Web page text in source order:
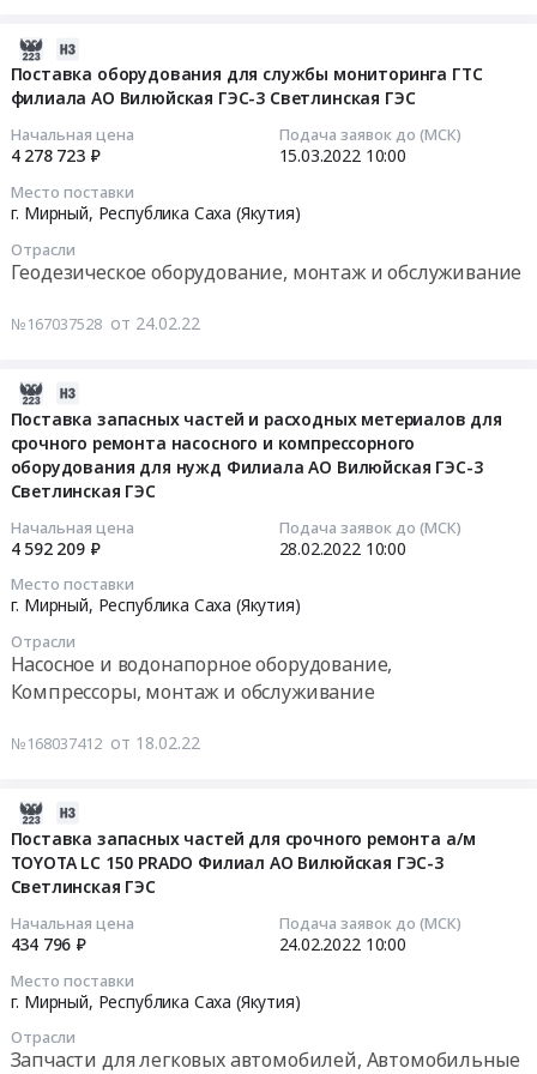
160
160
Поставка оборудования для службы мониторинга ГТС
филиала АО Вилюйская ГЭС-3 Светлинская ГЭС
Начальная цена
4 278 723 ₽
Подача заявок до (МСК)
15.03.2022 10:00
Место поставки
г. Мирный, Республика Саха (Якутия)
Отрасли
Геодезическое оборудование, монтаж и обслуживание
№167037528 от 24.02.22
3
Поставка запасных частей и расходных метериалов для
срочного ремонта насосного и компрессорного
оборудования для нужд Филиала АО Вилюйская ГЭС-3
Светлинская ГЭС
Начальная цена
4 592 209 ₽
Подача заявок до (МСК)
28.02.2022 10:00
Место поставки
г. Мирный, Республика Саха (Якутия)
Отрасли
Насосное и водонапорное оборудование,
Компрессоры, монтаж и обслуживание
№168037412 от 18.02.22
Поставка запасных частей для срочного ремонта а/м
TOYOTA LC 150 PRADO Филиал АО Вилюйская ГЭС-3
Светлинская ГЭС
Начальная цена
434 796 ₽
Подача заявок до (МСК)
24.02.2022 10:00
Место поставки
г. Мирный, Республика Саха (Якутия)
Отрасли
Запчасти для легковых автомобилей, Автомобильные